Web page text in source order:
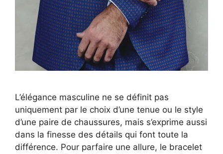
L’élégance masculine ne se définit pas
uniquement par le choix d’une tenue ou le style
d’une paire de chaussures, mais s’exprime aussi
dans la finesse des détails qui font toute la
différence. Pour parfaire une allure, le bracelet